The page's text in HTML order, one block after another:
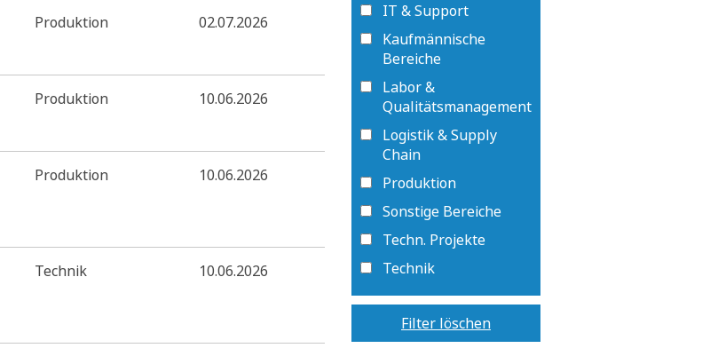
Produktion 02.07.2026
Produktion 10.06.2026
Produktion 10.06.2026
Technik 10.06.2026
IT & Support
Kaufmännische
Bereiche
Labor &
Qualitätsmanagement
Logistik & Supply
Chain
Produktion
Sonstige Bereiche
Techn. Projekte
Technik
Filter löschen